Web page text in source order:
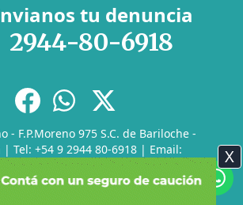
tu denuncia
2944-80-6918
- F.P.Moreno 975 S.C. de Bariloche -
Tel: +54 9 2944 80-6918 | Email:
de Privacidad|Archivo
X